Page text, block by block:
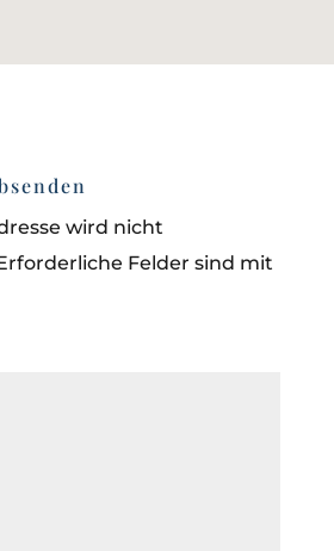
wird nicht
Felder sind mit